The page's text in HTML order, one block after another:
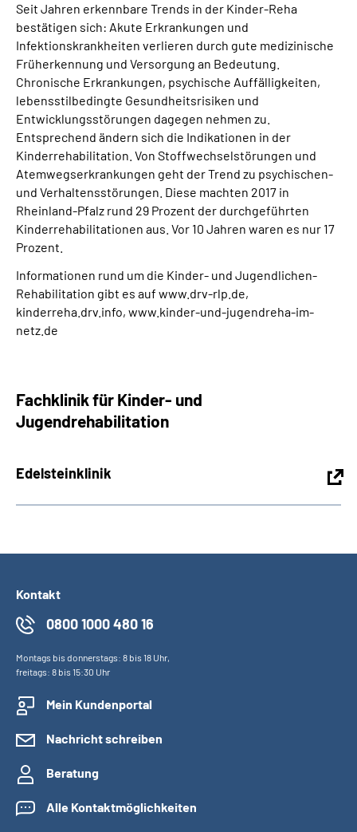
Seit Jahren erkennbare Trends in der Kinder-Reha
bestätigen sich: Akute Erkrankungen und
Infektionskrankheiten verlieren durch gute medizinische
Früherkennung und Versorgung an Bedeutung.
Chronische Erkrankungen, psychische Auffälligkeiten,
lebensstilbedingte Gesundheitsrisiken und
Entwicklungsstörungen dagegen nehmen zu.
Entsprechend ändern sich die Indikationen in der
Kinderrehabilitation. Von Stoffwechselstörungen und
Atemwegserkrankungen geht der Trend zu psychischen-
und Verhaltensstörungen. Diese machten 2017 in
Rheinland-Pfalz rund 29 Prozent der durchgeführten
Kinderrehabilitationen aus. Vor 10 Jahren waren es nur 17
Prozent.
Informationen rund um die Kinder- und Jugendlichen-
Rehabilitation gibt es auf www.drv-rlp.de,
kinderreha.drv.info, www.kinder-und-jugendreha-im-
netz.de
Fachklinik für Kinder- und
Jugendrehabilitation
Edelsteinklinik
Kontakt
0800 1000 480 16
Montags bis donnerstags: 8 bis 18 Uhr,
freitags: 8 bis 15:30 Uhr
Mein Kundenportal
Nachricht schreiben
Beratung
Alle Kontaktmöglichkeiten